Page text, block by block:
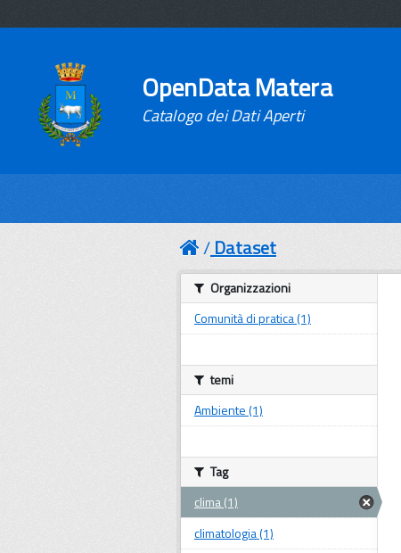
OpenData Matera
Catalogo dei Dati Aperti
Dataset
Organizzazioni
Comunità di pratica (1)
temi
Ambiente (1)
Tag
clima (1)
climatologia (1)